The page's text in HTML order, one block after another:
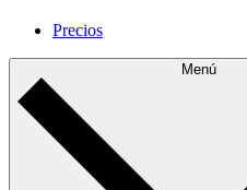
Precios
Menú